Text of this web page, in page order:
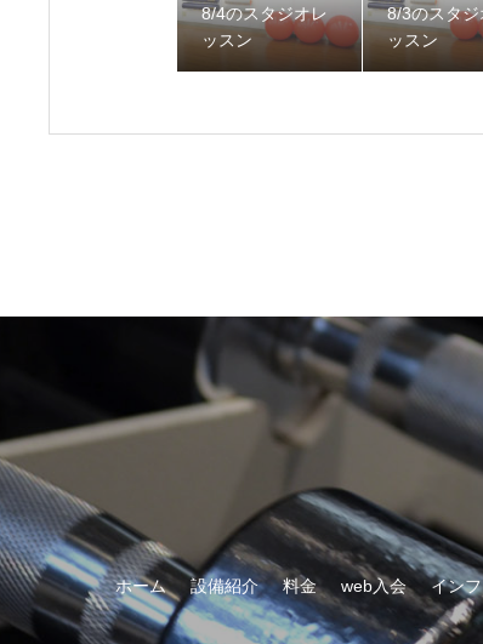
8/4のスタジオレ
ッスン
8/3のスタジ
ッスン
ホーム 設備紹介 料金 web入会 イン